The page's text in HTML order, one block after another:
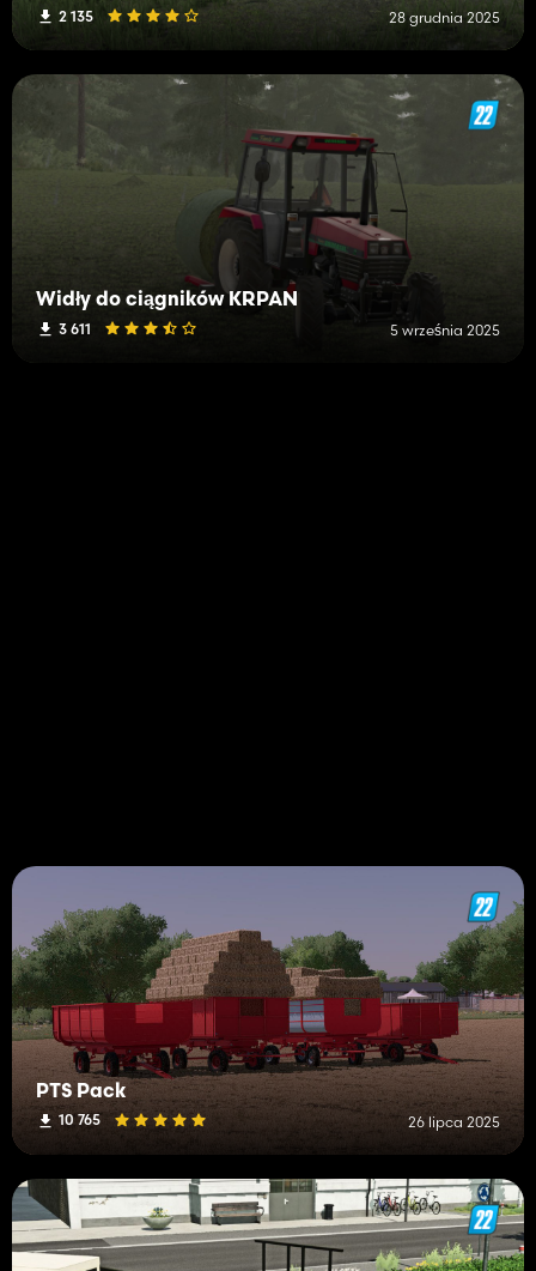
2 135 28 grudnia 2025
Widły do ​​ciągników KRPAN
3 611 5 września 2025
PTS Pack
10 765 26 lipca 2025